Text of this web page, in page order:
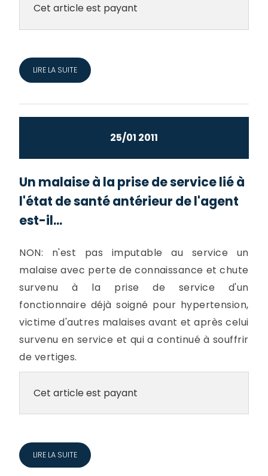
Cet article est payant
LIRE LA SUITE
25/01 2011
Un malaise à la prise de service lié à
l'état de santé antérieur de l'agent
est-il...
NON: n'est pas imputable au service un
malaise avec perte de connaissance et chute
survenu à la prise de service d'un
fonctionnaire déjà soigné pour hypertension,
victime d'autres malaises avant et après celui
survenu en service et qui a continué à souffrir
de vertiges.
Cet article est payant
LIRE LA SUITE